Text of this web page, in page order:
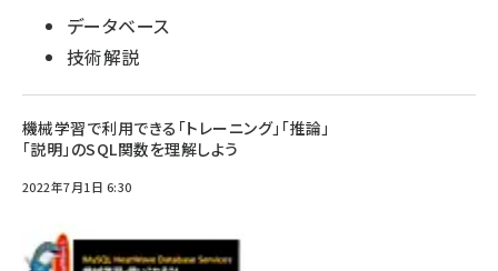
データベース
技術解説
機械学習で利用できる「トレーニング」「推論」
「説明」のSQL関数を理解しよう
2022年7月1日 6:30